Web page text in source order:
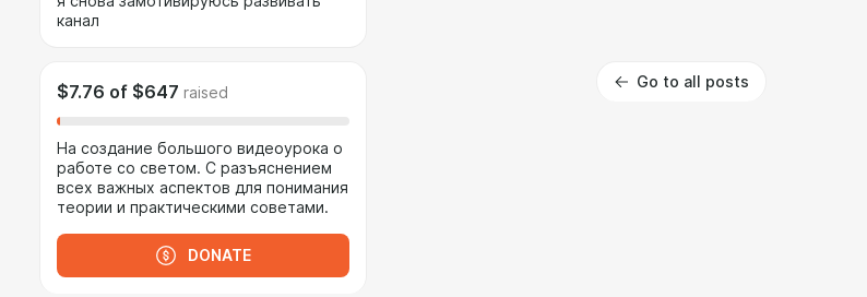
канал
$7.76 of $647 raised
На создание большого видеоурока о
работе со светом. С разъяснением
всех важных аспектов для понимания
теории и практическими советами.
DONATE
Go to all posts